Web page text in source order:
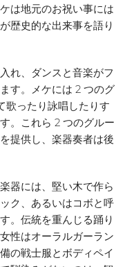
は地元のお祝い事には
歴史的な出来事を語り
れ、ダンスと音楽がフ
す。メケには 2 つのグ
歌ったり詠唱したりす
。これら 2 つのグルー
提供し、楽器奏者は後
器には、堅い木で作ら
ク、あるいはコボと呼
。伝統を重んじる踊り
性はオーラルガーラン
の戦士服とボディペイ